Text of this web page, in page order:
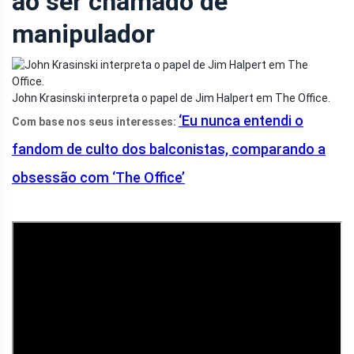
manipulador
John Krasinski interpreta o papel de Jim Halpert em The Office.
Com base nos seus interesses: ‘Eu nunca entendi o
fandom de culto dos balconistas, comparando a
obsessão com ‘The Office’